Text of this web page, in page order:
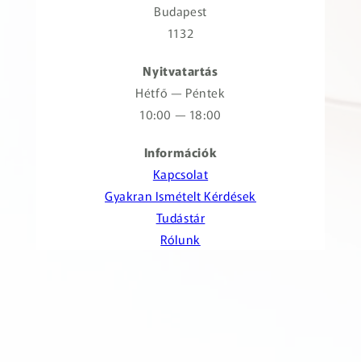
Budapest
1132
Nyitvatartás
Hétfő — Péntek
10:00 — 18:00
Információk
Kapcsolat
Gyakran Ismételt Kérdések
Tudástár
Rólunk